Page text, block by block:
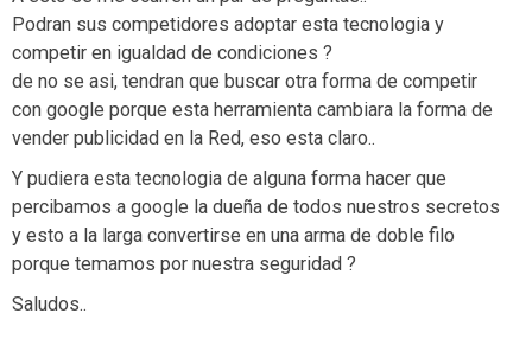
Podran sus competidores adoptar esta tecnologia y
competir en igualdad de condiciones ?
de no se asi, tendran que buscar otra forma de competir
con google porque esta herramienta cambiara la forma de
vender publicidad en la Red, eso esta claro..
Y pudiera esta tecnologia de alguna forma hacer que
percibamos a google la dueña de todos nuestros secretos
y esto a la larga convertirse en una arma de doble filo
porque temamos por nuestra seguridad ?
Saludos..